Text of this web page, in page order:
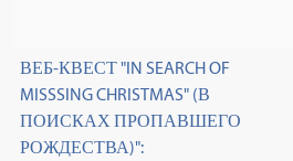
ВЕБ-КВЕСТ "IN SEARCH OF
MISSSING CHRISTMAS" (В
ПОИСКАХ ПРОПАВШЕГО
РОЖДЕСТВА)":